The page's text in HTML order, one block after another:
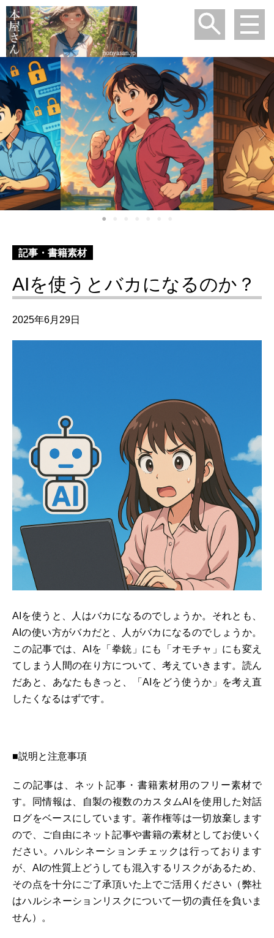
●
記事・書籍素材
AIを使うとバカになるのか？
2025年6月29日
AIを使うと、人はバカになるのでしょうか。それとも、
AIの使い方がバカだと、人がバカになるのでしょうか。
この記事では、AIを「拳銃」にも「オモチャ」にも変え
てしまう人間の在り方について、考えていきます。読ん
だあと、あなたもきっと、「AIをどう使うか」を考え直
したくなるはずです。
■説明と注意事項
この記事は、ネット記事・書籍素材用のフリー素材で
す。同情報は、自製の複数のカスタムAIを使用した対話
ログをベースにしています。著作権等は一切放棄します
ので、ご自由にネット記事や書籍の素材としてお使いく
ださい。ハルシネーションチェックは行っております
が、AIの性質上どうしても混入するリスクがあるため、
その点を十分にご了承頂いた上でご活用ください（弊社
はハルシネーションリスクについて一切の責任を負いま
せん）。